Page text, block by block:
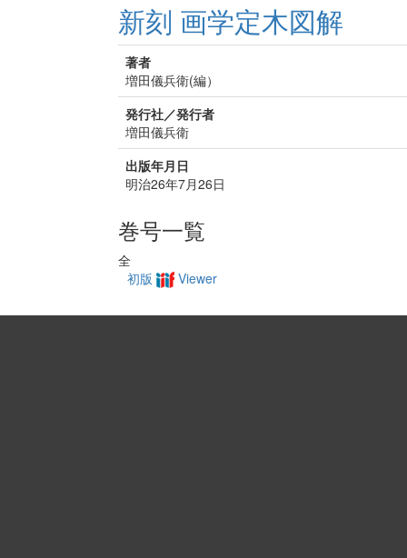
新刻 画学定木図解
著者
増田儀兵衛(編）
発行社／発行者
増田儀兵衛
出版年月日
明治26年7月26日
巻号一覧
全
初版
Viewer